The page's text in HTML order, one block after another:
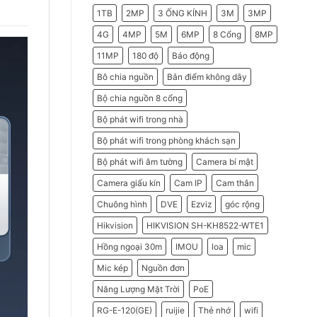
2026
Do
Doanh
Nghiệp
Nên
Chọn
Máy
Chấm
Công
Hikvision
1TB 2MP 3 ỐNG KÍNH 3M
3MP
4G
4MP 5M 6MP 8 Cổng
8MP
11MP
180 độ
Báo động
Bô chia nguồn
Bắn điểm không dây
Bộ chia nguồn 8 cổng
Bộ phát wifi trong nhà
Bộ phát wifi trong phòng khách sạn
Bộ phát wifi âm tường
Camera bí mật
Camera giấu kín
Cam IP
Cam thân
Chuông hình
DVE Ezviz
góc rộng
Hikvision
HIKVISION SH-KH8522-WTE1
Hồng ngoại 30m
IMOU loa
mic
Mic kép
Nguồn đơn
Năng Lượng Mặt Trời
PoE
RG-E-120(GE)
ruijie Thẻ nhớ wifi